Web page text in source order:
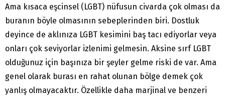
Ama kısaca eşcinsel (LGBT) nüfusun civarda çok olması da
buranın böyle olmasının sebeplerinden biri. Dostluk
deyince de aklınıza LGBT kesimini baş tacı ediyorlar veya
onları çok seviyorlar izlenimi gelmesin. Aksine sırf LGBT
olduğunuz için başınıza bir şeyler gelme riski de var. Ama
genel olarak burası en rahat olunan bölge demek çok
yanlış olmayacaktır. Özellikle daha marjinal ve benzeri